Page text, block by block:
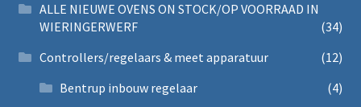
ALLE NIEUWE OVENS ON STOCK/OP VOORRAAD IN
WIERINGERWERF
(34)
Controllers/regelaars & meet apparatuur
(12)
Bentrup inbouw regelaar
(4)